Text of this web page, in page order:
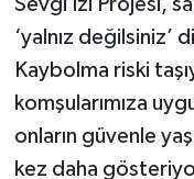
Sevgi İzi Projesi,
‘yalnız değilsiniz’
Kaybolma riski
komşularımıza
onların güvenle
kez daha